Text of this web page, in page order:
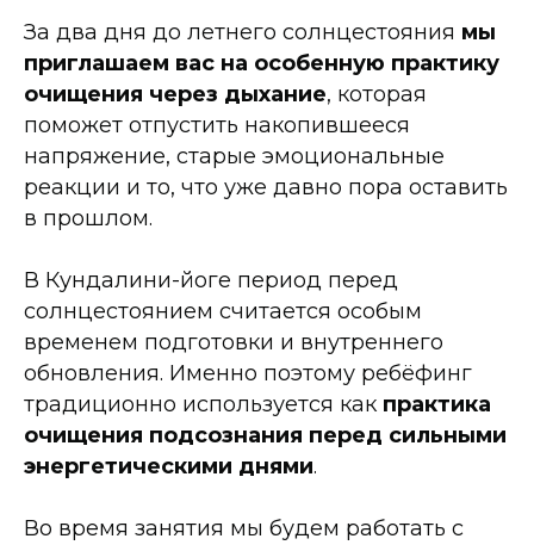
За два дня до летнего солнцестояния мы
приглашаем вас на особенную практику
очищения через дыхание, которая
поможет отпустить накопившееся
напряжение, старые эмоциональные
реакции и то, что уже давно пора оставить
в прошлом.
В Кундалини-йоге период перед
солнцестоянием считается особым
временем подготовки и внутреннего
обновления. Именно поэтому ребёфинг
традиционно используется как практика
очищения подсознания перед сильными
энергетическими днями.
Во время занятия мы будем работать с